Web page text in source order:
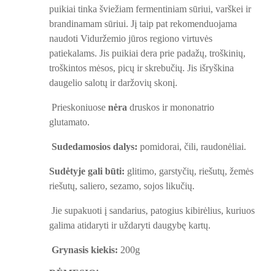
puikiai tinka šviežiam fermentiniam sūriui, varškei ir
brandinamam sūriui. Jį taip pat rekomenduojama
naudoti Viduržemio jūros regiono virtuvės
patiekalams. Jis puikiai dera prie padažų, troškinių,
troškintos mėsos, picų ir skrebučių. Jis išryškina
daugelio salotų ir daržovių skonį.
Prieskoniuose nėra druskos ir mononatrio
glutamato.
Sudedamosios dalys: pomidorai, čili, raudonėliai.
Sudėtyje gali būti: glitimo, garstyčių, riešutų, žemės
riešutų, saliero, sezamo, sojos likučių.
Jie supakuoti į sandarius, patogius kibirėlius, kuriuos
galima atidaryti ir uždaryti daugybę kartų.
Grynasis kiekis: 200g